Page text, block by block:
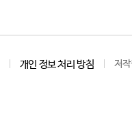
개인 정보 처리 방침 저